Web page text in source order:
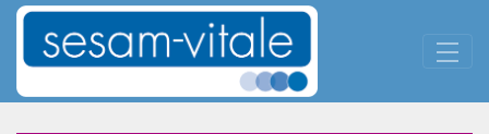
Saut au contenu principal
Panneau de gestion des cookies